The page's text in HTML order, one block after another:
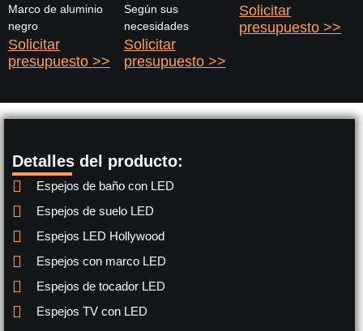
Marco de aluminio
negro
Solicitar
presupuesto >>
Según sus
necesidades
Solicitar
presupuesto >>
Solicitar
presupuesto >>
Detalles del producto:
Espejos de baño con LED
Espejos de suelo LED
Espejos LED Hollywood
Espejos con marco LED
Espejos de tocador LED
Espejos TV con LED